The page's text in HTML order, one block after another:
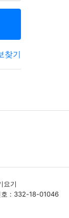
찾기
요기
호 : 332-18-01046